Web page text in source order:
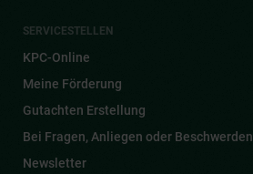
SERVICESTELLEN
KPC-Online
Meine Förderung
Gutachten Erstellung
Bei Fragen, Anliegen oder Beschwerden
Newsletter